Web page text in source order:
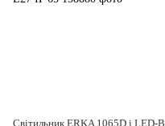
Світильник ERKA 1065D.i LED-В